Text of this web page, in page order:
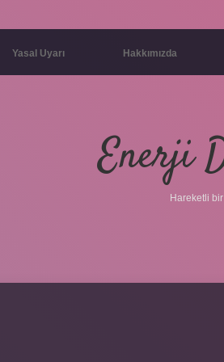
Yasal Uyarı Hakkımızda
Enerji
Hareketli